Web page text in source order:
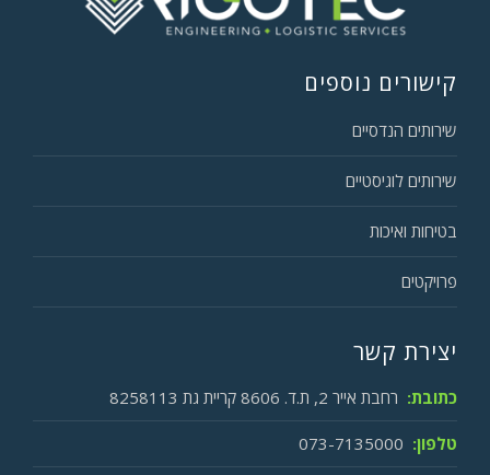
קישורים נוספים
שירותים הנדסיים
שירותים לוגיסטיים
בטיחות ואיכות
פרויקטים
יצירת קשר
כתובת: רחבת אייר 2, ת.ד. 8606 קריית גת 8258113
טלפון: 073-7135000